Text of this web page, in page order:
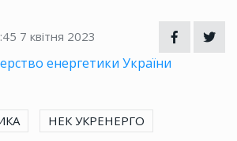
7 квітня 2023
енергетики України
НЕК УКРЕНЕРГО